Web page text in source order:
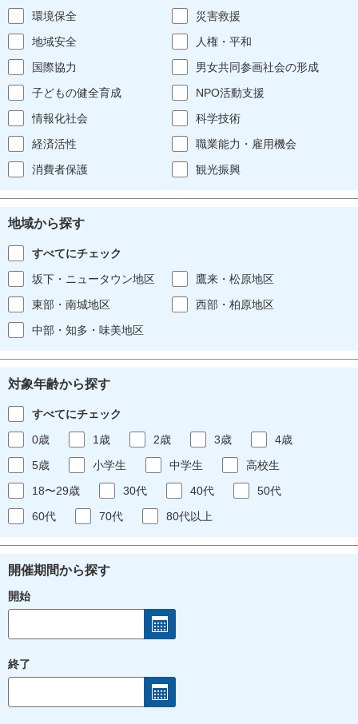
環境保全
災害救援
地域安全
人権・平和
国際協力
男女共同参画社会の形成
子どもの健全育成
NPO活動支援
情報化社会
科学技術
経済活性
職業能力・雇用機会
消費者保護
観光振興
地域から探す
すべてにチェック
坂下・ニュータウン地区
鷹来・松原地区
東部・南城地区
西部・柏原地区
中部・知多・味美地区
対象年齢から探す
すべてにチェック
0歳
1歳 2歳 3歳
4歳
5歳
小学生 中学生
高校生
18〜29歳
30代 40代
50代
60代
70代 80代以上
開催期間から探す
開始
終了